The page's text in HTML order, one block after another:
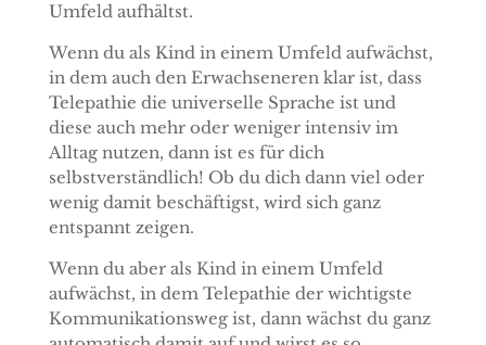
Umfeld aufhältst.
Wenn du als Kind in einem Umfeld aufwächst,
in dem auch den Erwachseneren klar ist, dass
Telepathie die universelle Sprache ist und
diese auch mehr oder weniger intensiv im
Alltag nutzen, dann ist es für dich
selbstverständlich! Ob du dich dann viel oder
wenig damit beschäftigst, wird sich ganz
entspannt zeigen.
Wenn du aber als Kind in einem Umfeld
aufwächst, in dem Telepathie der wichtigste
Kommunikationsweg ist, dann wächst du ganz